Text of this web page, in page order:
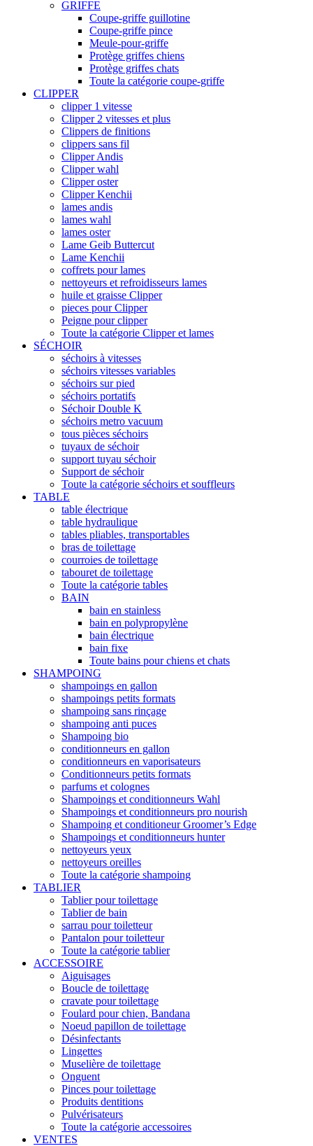
GRIFFE
Coupe-griffe guillotine
Coupe-griffe pince
Meule-pour-griffe
Protège griffes chiens
Protège griffes chats
Toute la catégorie coupe-griffe
CLIPPER
clipper 1 vitesse
Clipper 2 vitesses et plus
Clippers de finitions
clippers sans fil
Clipper Andis
Clipper wahl
Clipper oster
Clipper Kenchii
lames andis
lames wahl
lames oster
Lame Geib Buttercut
Lame Kenchii
coffrets pour lames
nettoyeurs et refroidisseurs lames
huile et graisse Clipper
pieces pour Clipper
Peigne pour clipper
Toute la catégorie Clipper et lames
SÉCHOIR
séchoirs à vitesses
séchoirs vitesses variables
séchoirs sur pied
séchoirs portatifs
Séchoir Double K
séchoirs metro vacuum
tous pièces séchoirs
tuyaux de séchoir
support tuyau séchoir
Support de séchoir
Toute la catégorie séchoirs et souffleurs
TABLE
table électrique
table hydraulique
tables pliables, transportables
bras de toilettage
courroies de toilettage
tabouret de toilettage
Toute la catégorie tables
BAIN
bain en stainless
bain en polypropylène
bain électrique
bain fixe
Toute bains pour chiens et chats
SHAMPOING
shampoings en gallon
shampoings petits formats
shampoing sans rinçage
shampoing anti puces
Shampoing bio
conditionneurs en gallon
conditionneurs en vaporisateurs
Conditionneurs petits formats
parfums et colognes
Shampoings et conditionneurs Wahl
Shampoings et conditionneurs pro nourish
Shampoing et conditioneur Groomer’s Edge
Shampoings et conditionneurs hunter
nettoyeurs yeux
nettoyeurs oreilles
Toute la catégorie shampoing
TABLIER
Tablier pour toilettage
Tablier de bain
sarrau pour toiletteur
Pantalon pour toiletteur
Toute la catégorie tablier
ACCESSOIRE
Aiguisages
Boucle de toilettage
cravate pour toilettage
Foulard pour chien, Bandana
Noeud papillon de toilettage
Désinfectants
Lingettes
Muselière de toilettage
Onguent
Pinces pour toilettage
Produits dentitions
Pulvérisateurs
Toute la catégorie accessoires
VENTES